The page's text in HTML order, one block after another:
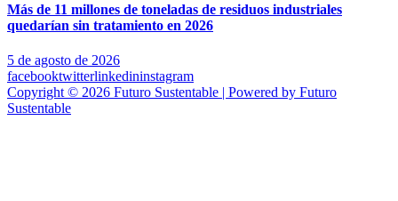
Más de 11 millones de toneladas de residuos industriales
quedarían sin tratamiento en 2026
5 de agosto de 2026
facebooktwitterlinkedininstagram
Copyright © 2026 Futuro Sustentable | Powered by Futuro
Sustentable